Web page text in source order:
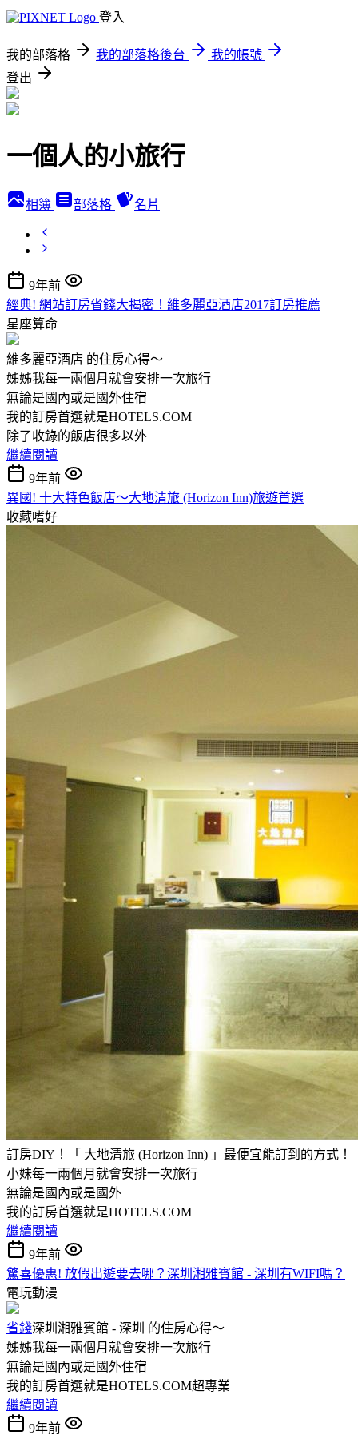
登入
我的部落格 我的部落格後台
我的帳號
登出
一個人的小旅行
相簿 部落格 名片
9年前
經典! 網站訂房省錢大揭密！維多麗亞酒店2017訂房推薦
星座算命
維多麗亞酒店 的住房心得～
姊姊我每一兩個月就會安排一次旅行
無論是國內或是國外住宿
我的訂房首選就是HOTELS.COM
除了收錄的飯店很多以外
繼續閱讀
9年前
異國! 十大特色飯店～大地清旅 (Horizon Inn)旅遊首選
收藏嗜好
訂房DIY！「 大地清旅 (Horizon Inn) 」最便宜能訂到的方式！
小妹每一兩個月就會安排一次旅行
無論是國內或是國外
我的訂房首選就是HOTELS.COM
繼續閱讀
9年前
驚喜優惠! 放假出遊要去哪？深圳湘雅賓館 - 深圳有WIFI嗎？
電玩動漫
省錢深圳湘雅賓館 - 深圳 的住房心得～
姊姊我每一兩個月就會安排一次旅行
無論是國內或是國外住宿
我的訂房首選就是HOTELS.COM超專業
繼續閱讀
9年前